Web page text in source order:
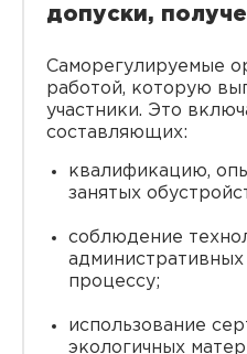
допуски,
Саморегулируемые
работой, которую
участники. Это
составляющих:
квалификацию,
занятых
соблюдение
процессу;
использование
экологичных